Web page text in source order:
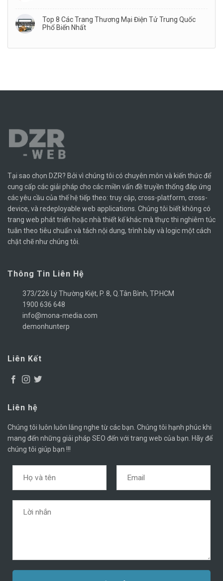
Top 8 Các Trang Thương Mại Điện Tử Trung Quốc
Phổ Biến Nhất
Tại sao chọn DZR? Bởi vì chúng tôi có chuyên môn và kiến ​​thức để
cung cấp các giải pháp cho các miền vấn đề truyền thống đáp ứng
các yêu cầu của thế hệ tiếp theo: truy cập, cross-platform, cross-
device, và redeployable web applications. Chúng tôi biết không có
trang web phát triển hoặc nhà thiết kế khác mà thực thi nghiêm túc
tuân theo tiêu chuẩn và tách nội dung, trình bày và logic một cách
chặt chẽ như chúng tôi.
Thông Tin Liên Hệ
373/226 Lý Thường Kiệt, P. 8, Q.Tân Bình, TP.HCM
1900 636 648
info@mona-media.com
demonhunterp
Liên Kết
Liên hệ
Chúng tôi luôn luôn lắng nghe từ các bạn. Chúng tôi hạnh phúc khi
mang đến những giải pháp SEO đến với trang web của bạn. Hãy để
chúng tôi giúp bạn !!!